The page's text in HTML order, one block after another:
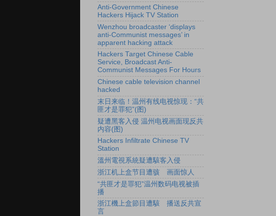
Anti-Government Chinese
Hackers Hijack TV Station
Wenzhou broadcaster ‘displays
anti-Communist messages’ in
apparent hacking attack
Hackers Target Chinese Cable
Service, Broadcast Anti-
Communist Messages For Hours
Chinese cable television channel
hacked
末日来临！温州有线电视惊现：“共
匪才是罪犯”(图)
疑遭黑客入侵 温州电视画面现反共
内容(图)
Hackers Infiltrate Chinese TV
Station
溫州電視系統疑遭駭客入侵
浙江机上盒节目遭骇 画面惊人
“共匪才是罪犯”温州数码电视被插
播
浙江機上盒節目遭駭 播送反共宣
言